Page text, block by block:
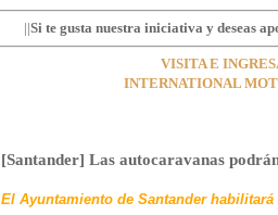
||Si te gusta nuestra iniciativa y deseas
VISITA E
INTERNATIONAL
[Santander] Las autocaravanas
El Ayuntamiento de Santander